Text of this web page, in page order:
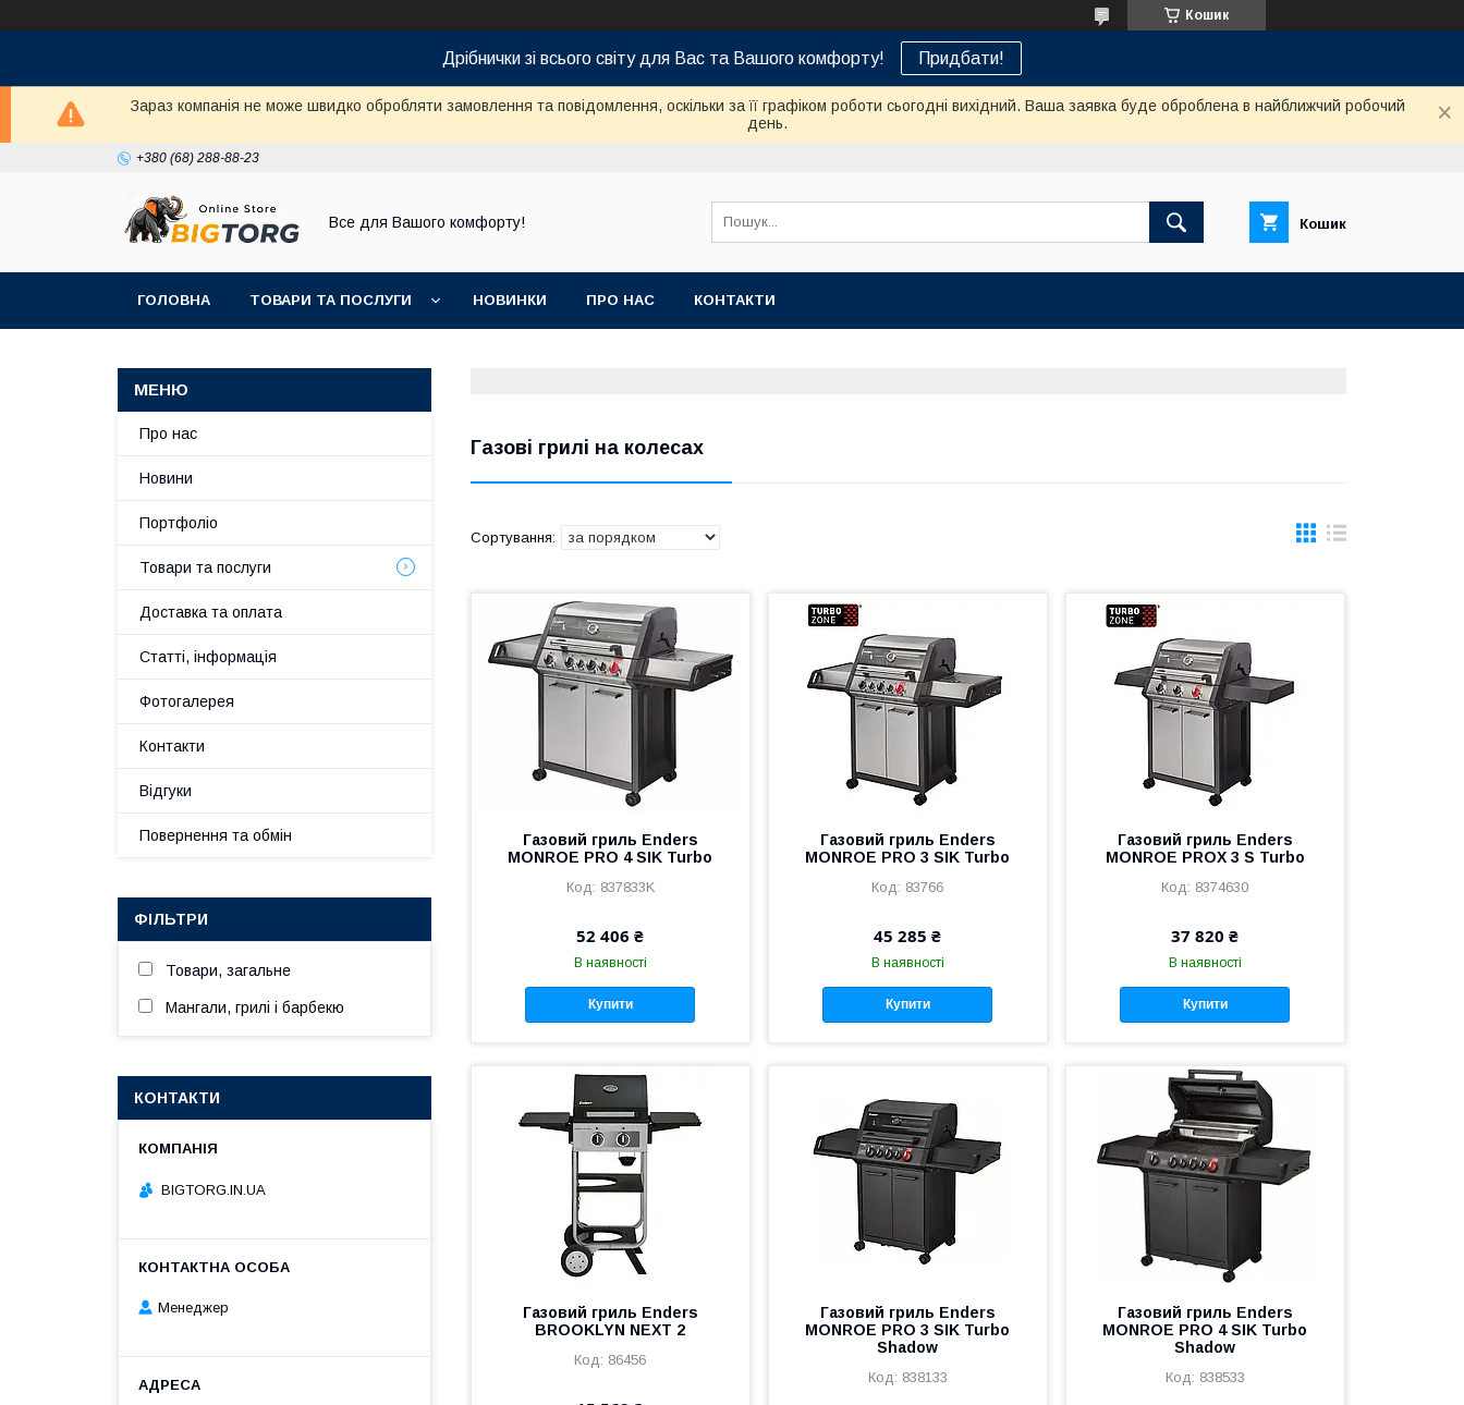
Кошик
Дрібнички зі всього світу для Вас та Вашого комфорту! Придбати!
Зараз компанія не може швидко обробляти замовлення та повідомлення, оскільки за її графіком роботи сьогодні вихідний. Ваша заявка буде оброблена в найближчий робочий
день.
+380 (68) 288-88-23
Все для Вашого комфорту! Кошик
ГОЛОВНА ТОВАРИ ТА ПОСЛУГИ НОВИНКИ ПРО НАС КОНТАКТИ
Газові грилі на колесах
Газовий гриль Enders
MONROE PRO 4 SIK Turbo
837833K
52 406 ₴
В наявності
Купити
Газовий гриль Enders
MONROE PRO 3 SIK Turbo
83766
45 285 ₴
В наявності
Купити
Газовий гриль Enders
MONROE PROX 3 S Turbo
8374630
37 820 ₴
В наявності
Купити
Газовий гриль Enders
BROOKLYN NEXT 2
86456
Газовий гриль Enders
MONROE PRO 3 SIK Turbo
Shadow
838133
Газовий гриль Enders
MONROE PRO 4 SIK Turbo
Shadow
838533
Про нас
Новини
Портфоліо
Товари та послуги
Доставка та оплата
Статті, інформація
Фотогалерея
Контакти
Відгуки
Повернення та обмін
ФІЛЬТРИ
Товари, загальне
Мангали, грилі і барбекю
КОНТАКТИ
BIGTORG.IN.UA
Менеджер